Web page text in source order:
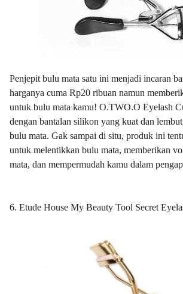
Penjepit bulu mata satu ini menjadi incaran
harganya cuma Rp20 ribuan namun
untuk bulu mata kamu! O.TWO.O Eyelash
dengan bantalan silikon yang kuat dan
bulu mata. Gak sampai di situ, produk ini
untuk melentikkan bulu mata, memberikan
mata, dan mempermudah kamu dalam
6. Etude House My Beauty Tool Secret